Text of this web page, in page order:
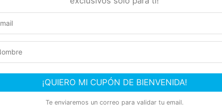
¡QUIERO MI CUPÓN DE BIENVENIDA!
Te enviaremos un correo para validar tu email.
el personaje
Experiencia de compra garantizada
SOLO ACÁ
SHOP NOW